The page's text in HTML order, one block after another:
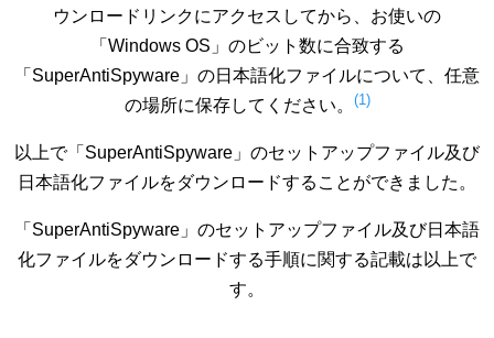
ウンロードリンクにアクセスしてから、お使いの
「Windows OS」のビット数に合致する
「SuperAntiSpyware」の日本語化ファイルについて、任意
の場所に保存してください。 (1)
以上で「SuperAntiSpyware」のセットアップファイル及び
日本語化ファイルをダウンロードすることができました。
「SuperAntiSpyware」のセットアップファイル及び日本語
化ファイルをダウンロードする手順に関する記載は以上で
す。